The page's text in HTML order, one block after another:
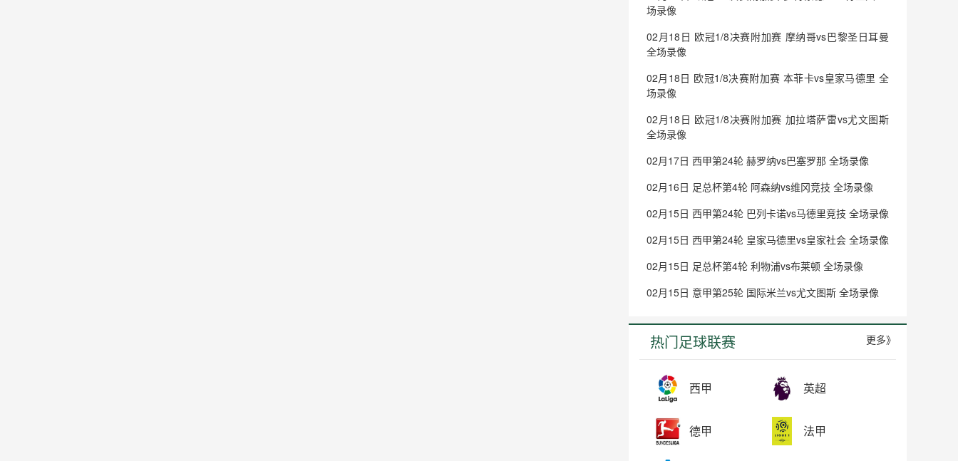
场录像
02月18日 欧冠1/8决赛附加赛 摩纳哥vs巴黎圣日耳曼
全场录像
02月18日 欧冠1/8决赛附加赛 本菲卡vs皇家马德里 全
场录像
02月18日 欧冠1/8决赛附加赛 加拉塔萨雷vs尤文图斯
全场录像
02月17日 西甲第24轮 赫罗纳vs巴塞罗那 全场录像
02月16日 足总杯第4轮 阿森纳vs维冈竞技 全场录像
02月15日 西甲第24轮 巴列卡诺vs马德里竞技 全场录像
02月15日 西甲第24轮 皇家马德里vs皇家社会 全场录像
02月15日 足总杯第4轮 利物浦vs布莱顿 全场录像
02月15日 意甲第25轮 国际米兰vs尤文图斯 全场录像
热门足球联赛 更多》
西甲 英超
德甲 法甲